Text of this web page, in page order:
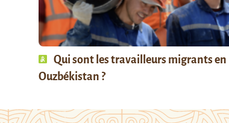
Qui sont les travailleurs migrants en
Ouzbékistan ?